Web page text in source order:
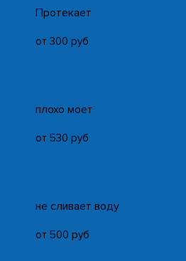
Протекает
от 300 руб
плохо моет
от 530 руб
не сливает воду
от 500 руб